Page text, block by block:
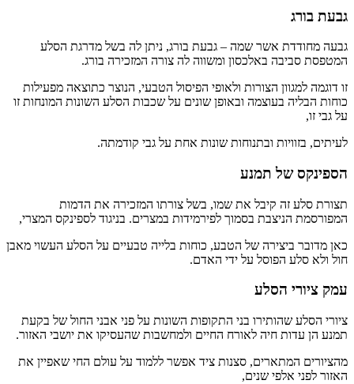
גבעת בורג
גבעה מחודדת אשר שמה – גבעת בורג, ניתן לה בשל מדרגת הסלע
המטפסת סביבה באלכסון ומשווה לה צורה המזכירה בורג.
זו דוגמה למגוון הצורות ולאופי הפיסול הטבעי, הנוצר כתוצאה מפעילות
כוחות הבליה בעוצמה ובאופן שונים על שכבות הסלע השונות המונחות זו
על גבי זו,
לעיתים, בזוויות ובתנוחות שונות אחת על גבי קודמתה.
הספינקס של תמנע
תצורת סלע זה קיבל את שמו, בשל צורתו המזכירה את הדמות
המפורסמת הניצבת בסמוך לפירמידות במצרים. בניגוד לספינקס המצרי,
כאן מדובר ביצירה של הטבע, כוחות בלייה טבעיים על הסלע העשוי מאבן
חול ולא סלע הפוסל על ידי האדם.
עמק ציורי הסלע
ציורי הסלע שהותירו בני התקופות השונות על פני אבני החול של בקעת
תמנע הן עדות חיה לאורח החיים ולמחשבות שהעסיקו את יושבי האזור.
מהציורים המתארים, סצנות ציד אפשר ללמוד על עולם החי שאפיין את
האזור לפני אלפי שנים,